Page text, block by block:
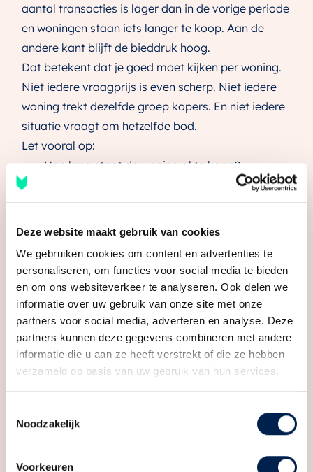
Deze website maakt gebruik van cookies
We gebruiken cookies om content en advertenties te
personaliseren, om functies voor social media te bieden
en om ons websiteverkeer te analyseren. Ook delen we
informatie over uw gebruik van onze site met onze
partners voor social media, adverteren en analyse. Deze
partners kunnen deze gegevens combineren met andere
informatie die u aan ze heeft verstrekt of die ze hebben
verzameld op basis van uw gebruik van hun services.
Noodzakelijk
Voorkeuren
aantal transacties is lager dan in de vorige periode
en woningen staan iets langer te koop. Aan de
andere kant blijft de bieddruk hoog.
Dat betekent dat je goed moet kijken per woning.
Niet iedere vraagprijs is even scherp. Niet iedere
woning trekt dezelfde groep kopers. En niet iedere
situatie vraagt om hetzelfde bod.
Let vooral op:
Hoe lang staat de woning al te koop?
vergelijkbare woningen?
bezichtigingen?
Past het bod bij je financiële ruimte én je
gevoel?
Bij populaire woningen moet je vaak snel
schakelen. Dan helpt het als je vooraf weet wat je
kunt besteden, welke voorwaarden belangrijk zijn
en waar je grens ligt.
Bij woningen die langer te koop staan, ontstaat
soms ruimte om te onderhandelen. Maar ook dan